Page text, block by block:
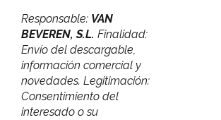
Responsable: VAN
BEVEREN, S.L. Finalidad:
Envío del descargable,
información comercial y
novedades. Legitimación:
Consentimiento del
interesado o su